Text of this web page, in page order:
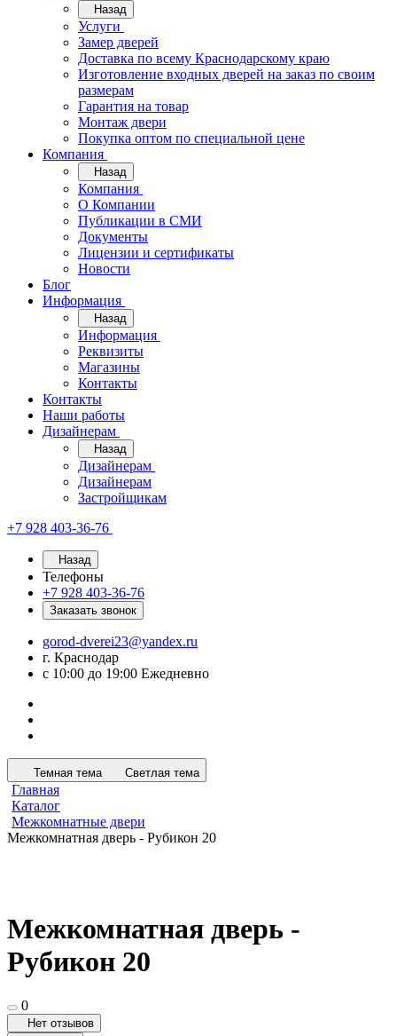
Назад
Услуги
Замер дверей
Доставка по всему Краснодарскому краю
Изготовление входных дверей на заказ по своим
размерам
Гарантия на товар
Монтаж двери
Покупка оптом по специальной цене
Компания
Назад
Компания
О Компании
Публикации в СМИ
Документы
Лицензии и сертификаты
Новости
Блог
Информация
Назад
Информация
Реквизиты
Магазины
Контакты
Контакты
Наши работы
Дизайнерам
Назад
Дизайнерам
Дизайнерам
Застройщикам
+7 928 403-36-76
Назад
Телефоны
+7 928 403-36-76
Заказать звонок
gorod-dverei23@yandex.ru
г. Краснодар
с 10:00 до 19:00 Ежедневно
Темная тема Светлая тема
Главная
Каталог
Межкомнатные двери
Межкомнатная дверь - Рубикон 20
Межкомнатная дверь -
Рубикон 20
0
Нет отзывов